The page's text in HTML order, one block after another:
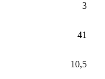
3
41
10,5